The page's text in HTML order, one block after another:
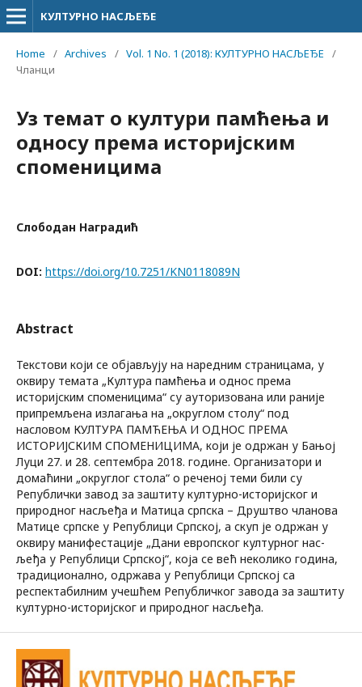
КУЛТУРНО НАСЉЕЂЕ
Home / Archives / Vol. 1 No. 1 (2018): КУЛТУРНО НАСЉЕЂЕ
/
Чланци
Уз темат о култури памћења и
односу према историјским
споменицима
Слободан Наградић
DOI: https://doi.org/10.7251/KN0118089N
Abstract
Текстови који се објављују на наредним страницама, у
оквиру темата „Култура памћења и однос према
историјским споменицима“ су ауторизована или раније
припремљена излагања на „округлом столу“ под
насловом КУЛТУРА ПАМЋЕЊА И ОДНОС ПРЕМА
ИСТОРИЈСКИМ СПОМЕНИЦИМА, који је одржан у Бањој
Луци 27. и 28. септембра 2018. године. Организатори и
домаћини „округлог стола“ о реченој теми били су
Републички завод за заштиту културно-историјског и
природног насљеђа и Матица српска – Друштво чланова
Матице српске у Републици Српској, а скуп је одржан у
оквиру манифестације „Дани европског културног нас-
љеђа у Републици Српској“, која се већ неколико година,
традиционално, одржава у Републици Српској са
респектабилним учешћем Републичког завода за заштиту
културно-историјског и природног насљеђа.